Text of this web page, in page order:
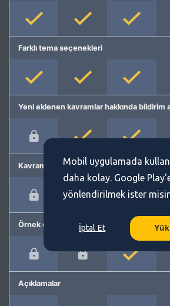
Farklı tema seçenekleri
Yeni eklenen kavramlar hakkında bildirim
Kavram önerme
Örnek cümleler
Açıklamalar
Mobil uygulamada
daha kolay. Google
yönlendirilmek ister
İptal Et